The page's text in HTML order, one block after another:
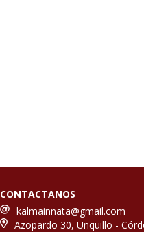
CONTACTANOS
kalmainnata@gmail.com
Azopardo 30, Unquillo -